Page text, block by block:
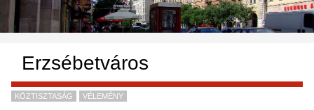
Erzsébetváros
KÖZTISZTASÁG VÉLEMÉNY